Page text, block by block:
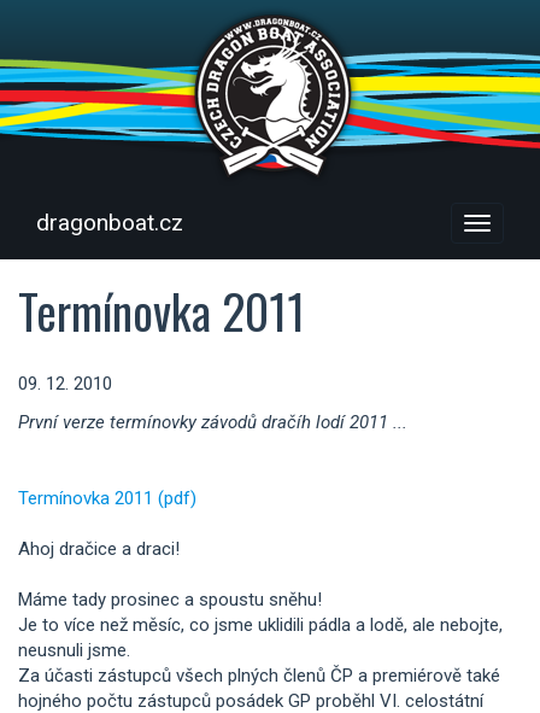
Menu
dragonboat.cz
Termínovka 2011
09. 12. 2010
První verze termínovky závodů dračíh lodí 2011 ...
Termínovka 2011 (pdf)
Ahoj dračice a draci!
Máme tady prosinec a spoustu sněhu!
Je to více než měsíc, co jsme uklidili pádla a lodě, ale nebojte,
neusnuli jsme.
Za účasti zástupců všech plných členů ČP a premiérově také
hojného počtu zástupců posádek GP proběhl VI. celostátní